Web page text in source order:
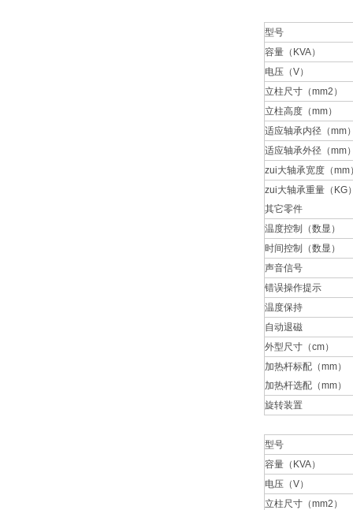
型号
容量（KVA）
电压（V）
立柱尺寸（mm2）
立柱高度（mm）
适应轴承内径（mm
适应轴承外径（mm
zui大轴承宽度（mm
zui大轴承重量（KG
其它零件
温度控制（数显）
时间控制（数显）
声音信号
错误操作提示
温度保持
自动退磁
外型尺寸（cm）
加热杆标配（mm）
加热杆选配（mm）
旋转装置
型号
容量（KVA）
电压（V）
立柱尺寸（mm2）